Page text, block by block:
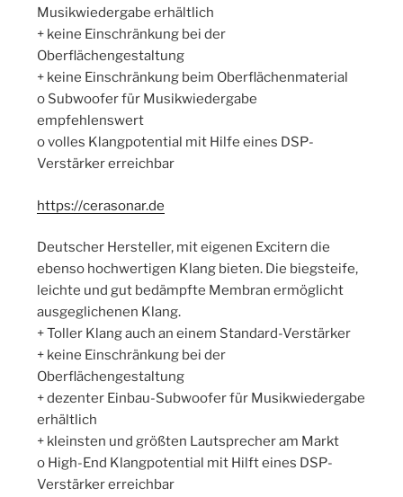
Musikwiedergabe erhältlich
+ keine Einschränkung bei der
Oberflächengestaltung
+ keine Einschränkung beim Oberflächenmaterial
o Subwoofer für Musikwiedergabe
empfehlenswert
o volles Klangpotential mit Hilfe eines DSP-
Verstärker erreichbar
https://cerasonar.de
Deutscher Hersteller, mit eigenen Excitern die
ebenso hochwertigen Klang bieten. Die biegsteife,
leichte und gut bedämpfte Membran ermöglicht
ausgeglichenen Klang.
+ Toller Klang auch an einem Standard-Verstärker
+ keine Einschränkung bei der
Oberflächengestaltung
+ dezenter Einbau-Subwoofer für Musikwiedergabe
erhältlich
+ kleinsten und größten Lautsprecher am Markt
o High-End Klangpotential mit Hilft eines DSP-
Verstärker erreichbar